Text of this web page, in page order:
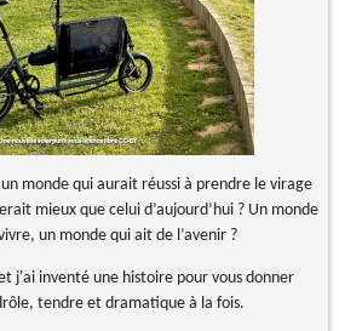
monde qui aurait réussi à prendre le virage
mieux que celui d’aujourd’hui ? Un monde
un monde qui ait de l’avenir ?
j'ai inventé une histoire pour vous donner
tendre et dramatique à la fois.